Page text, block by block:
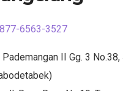
6563-3527
II Gg. 3